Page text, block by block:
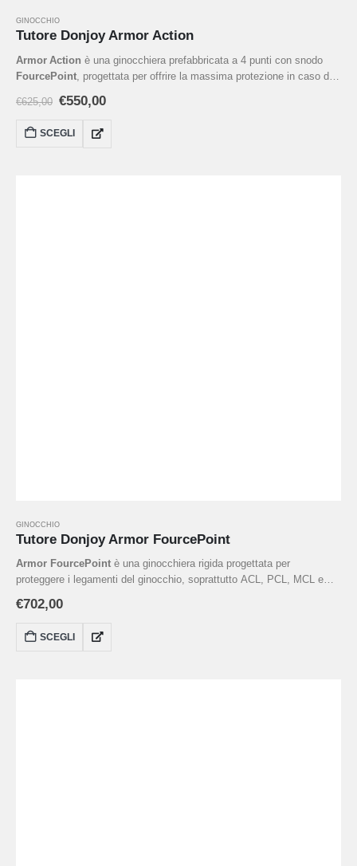
GINOCCHIO
Tutore Donjoy Armor Action
Armor Action è una ginocchiera prefabbricata a 4 punti con snodo
FourcePoint , progettata per offrire la massima protezione in caso di
intensi che nell’uso quotidiano. È tra le ginocchiere più robuste
disponibili.
€625,00 €550,00
SCEGLI
GINOCCHIO
Tutore Donjoy Armor FourcePoint
Armor FourcePoint è una ginocchiera rigida progettata per
proteggere i legamenti del ginocchio, soprattutto ACL, PCL, MCL e
o rugby.
€702,00
SCEGLI